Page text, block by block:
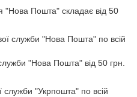
"Нова Пошта" складає від 50
служби "Нова Пошта" по всій
"Нова Пошта" від 50 грн.
служби "Укрпошта" по всій